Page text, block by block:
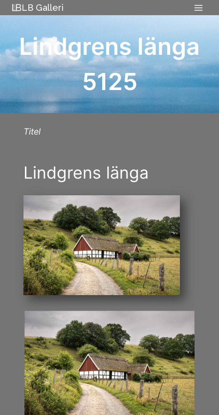
Skip
to
LB Galleri
Lindgrens länga
5125
Titel
Lindgrens länga